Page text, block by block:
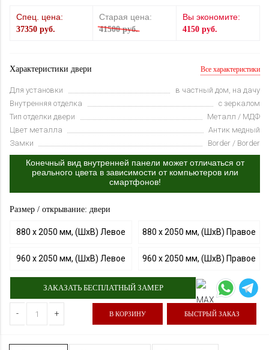
Спец. цена:
37350 руб.
Старая цена:
41500 руб.
Вы экономите:
4150 руб.
Характеристики двери Все характеристики
Для установки
в частный дом, на дачу
Внутренняя отделка
с зеркалом
Тип отделки двери
Металл / МДФ
Цвет металла
Антик медный
Замки
Border / Border
Конечный вид внутренней панели может отличаться от
реального цвета в зависимости от компьютеров или
смартфонов!
Размер / открывание: двери
880 х 2050 мм, (ШхВ) Левое 880 х 2050 мм, (ШхВ) Правое
960 х 2050 мм, (ШхВ) Левое 960 х 2050 мм, (ШхВ) Правое
ЗАКАЗАТЬ БЕСПЛАТНЫЙ ЗАМЕР
- + В КОРЗИНУ БЫСТРЫЙ ЗАКАЗ